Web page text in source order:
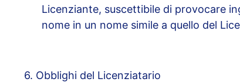
Licenziante, suscettibile di provocare
nome in un nome simile a quello del
6. Obblighi del Licenziatario